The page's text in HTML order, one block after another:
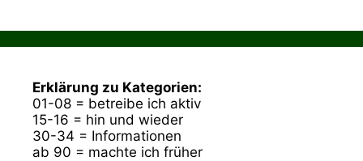
Erklärung zu Kategorien:
01-08 = betreibe ich aktiv
15-16 = hin und wieder
30-34 = Informationen
ab 90 = machte ich früher